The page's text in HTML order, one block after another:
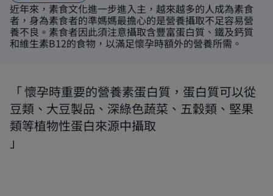
近年來，素食文化進一步進入主，越來越多的人成為素食
者，身為素食者的準媽媽最擔心的是營養攝取不足容易營
養不良。素食者因此須注意攝取含豐富蛋白質、鐵及鈣質
和維生素B12的食物，以滿足懷孕時額外的營養所需。
懷孕時重要的營養素蛋白質，蛋白質可以從
豆類、大豆製品、深綠色蔬菜、五穀類、堅果
類等植物性蛋白來源中攝取